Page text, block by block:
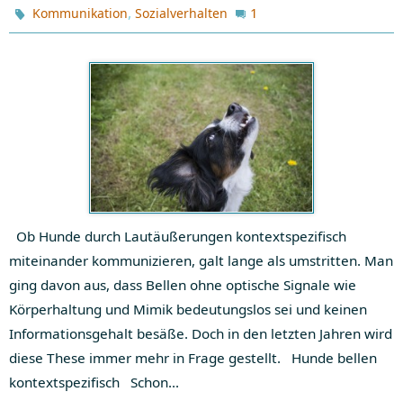
Kommunikation,Sozialverhalten 1
Ob Hunde durch Lautäußerungen kontextspezifisch
miteinander kommunizieren, galt lange als umstritten. Man
ging davon aus, dass Bellen ohne optische Signale wie
Körperhaltung und Mimik bedeutungslos sei und keinen
Informationsgehalt besäße. Doch in den letzten Jahren wird
diese These immer mehr in Frage gestellt. Hunde bellen
kontextspezifisch Schon…